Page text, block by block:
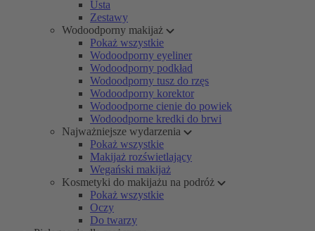
Usta
Zestawy
Wodoodporny makijaż
Pokaż wszystkie
Wodoodporny eyeliner
Wodoodporny podkład
Wodoodporny tusz do rzęs
Wodoodporny korektor
Wodoodporne cienie do powiek
Wodoodporne kredki do brwi
Najważniejsze wydarzenia
Pokaż wszystkie
Makijaż rozświetlający
Wegański makijaż
Kosmetyki do makijażu na podróż
Pokaż wszystkie
Oczy
Do twarzy